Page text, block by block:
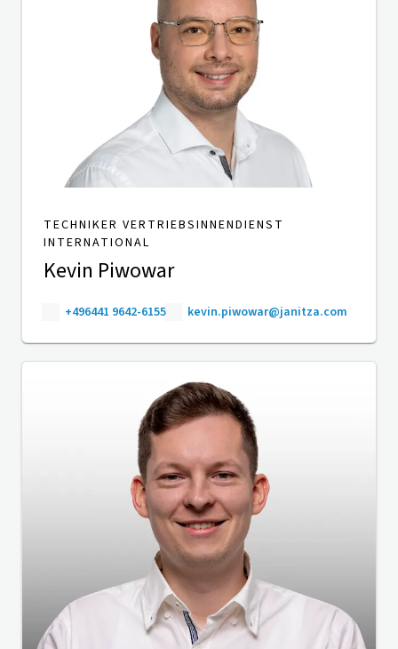
TECHNIKER VERTRIEBSINNENDIENST
INTERNATIONAL
Kevin Piwowar
+496441 9642-6155 kevin.piwowar@janitza.com